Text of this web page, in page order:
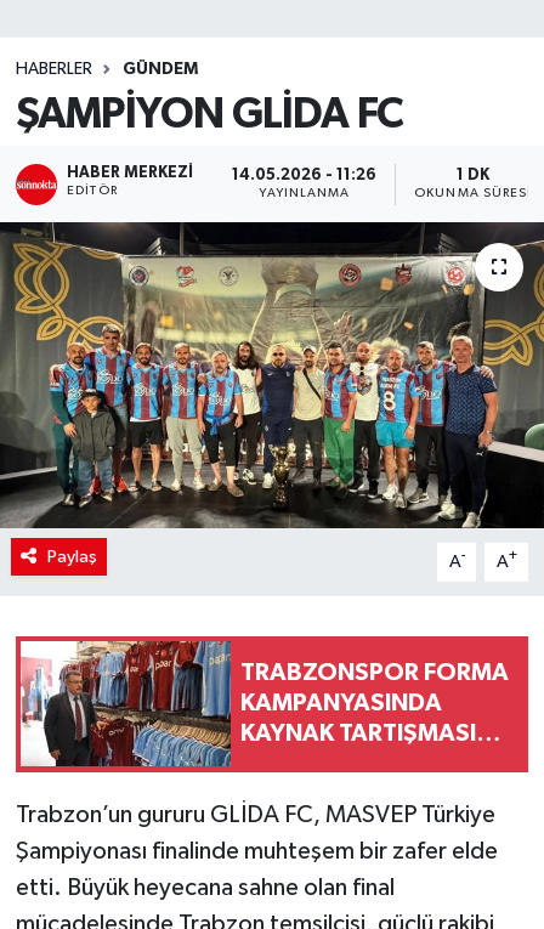
HABERLER GÜNDEM
ŞAMPİYON GLİDA FC
HABER MERKEZI
EDITÖR
14.05.2026 - 11:26
YAYINLANMA
1 DK
OKUNMA SÜRESI
Paylaş A- A+
TRABZONSPOR FORMA
KAMPANYASINDA
KAYNAK TARTIŞMASINA
Trabzon’un gururu GLİDA FC, MASVEP Türkiye
Şampiyonası finalinde muhteşem bir zafer elde
etti. Büyük heyecana sahne olan final
mücadelesinde Trabzon temsilcisi, güçlü rakibi
Teknoloji
TRABZON
TRABZONSPOR
Yaşam